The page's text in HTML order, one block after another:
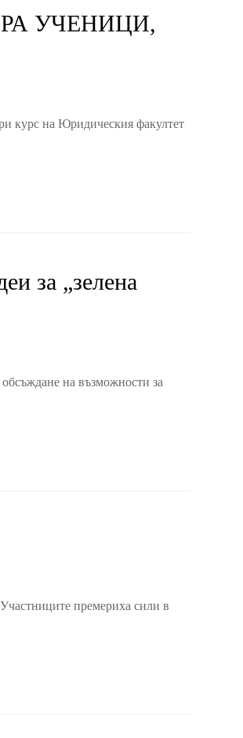
УЧЕНИЦИ,
курс на Юридическия факултет
за „зелена
на възможности за
премериха сили в